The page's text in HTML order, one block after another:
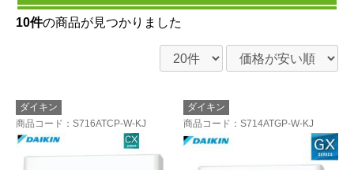
10件の商品が見つかりました
ダイキン
商品コード ：S716ATCP-W-KJ
ダイキン
商品コード ：S714ATGP-W-KJ